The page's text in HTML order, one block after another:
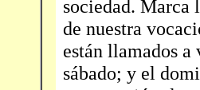
sociedad. Marca
de nuestra
están llamados
sábado; y el